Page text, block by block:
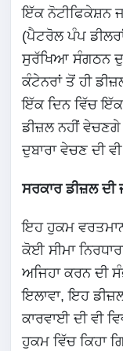
ਇੱਕ ਨੋਟੀਫਿਕੇਸ਼ਨ
(ਪੈਟਰੋਲ ਪੰਪ
ਸੁਰੱਖਿਆ ਸੰਗਠਨ
ਕੰਟੇਨਰਾਂ ਤੋਂ ਹੀ
ਇੱਕ ਦਿਨ ਵਿੱਚ ਇੱਕ
ਡੀਜ਼ਲ ਨਹੀਂ
ਦੁਬਾਰਾ ਵੇਚਣ ਦੀ
ਸਰਕਾਰ ਡੀਜ਼ਲ ਦੀ
ਇਹ ਹੁਕਮ
ਕੋਈ ਸੀਮਾ
ਅਜਿਹਾ ਕਰਨ ਦੀ
ਇਲਾਵਾ, ਇਹ
ਕਾਰਵਾਈ ਦੀ ਵੀ
ਹੁਕਮ ਵਿੱਚ ਕਿਹਾ